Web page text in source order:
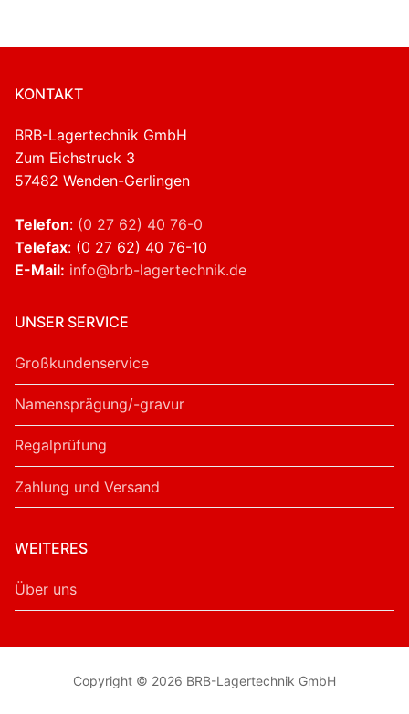
KONTAKT
BRB-Lagertechnik GmbH
Zum Eichstruck 3
57482 Wenden-Gerlingen
Telefon: (0 27 62) 40 76-0
Telefax: (0 27 62) 40 76-10
E-Mail: info@brb-lagertechnik.de
UNSER SERVICE
Großkundenservice
Namensprägung/-gravur
Regalprüfung
Zahlung und Versand
WEITERES
Über uns
Copyright © 2026 BRB-Lagertechnik GmbH